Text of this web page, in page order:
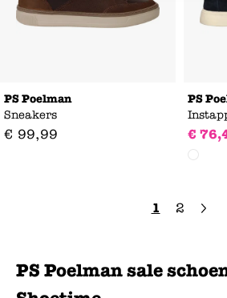
PS Poelman
Sneakers
€ 99,99
PS
€ 76,
1 2
PS Poelman sale